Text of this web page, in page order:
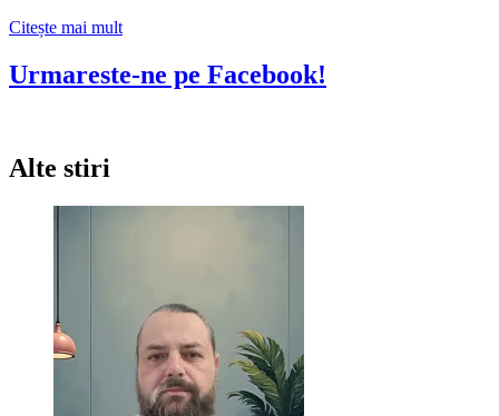
Citește mai multCitește
despre
–
Urmareste-ne pe Facebook!
Alte stiri